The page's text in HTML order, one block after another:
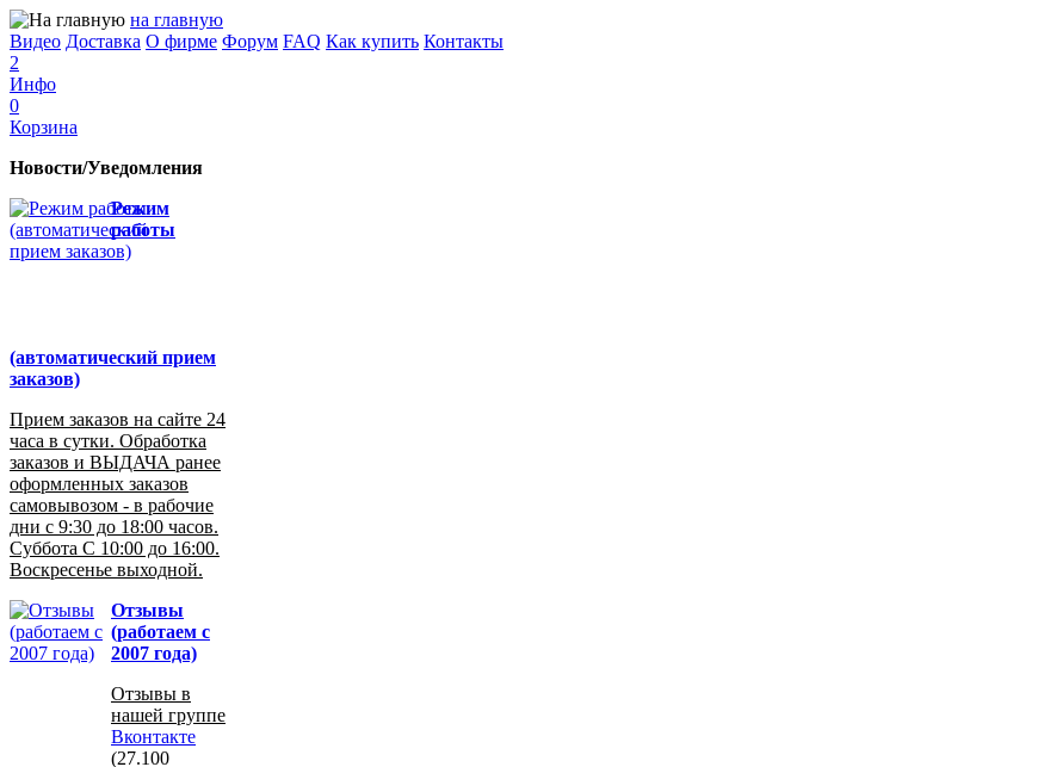
на главную
Видео Доставка О фирме Форум FAQ Как купить Контакты
2
Инфо
0
Корзина
Новости/Уведомления
Режим
работы
(автоматический прием
заказов)
Прием заказов на сайте 24
часа в сутки. Обработка
заказов и ВЫДАЧА ранее
оформленных заказов
самовывозом - в рабочие
дни с 9:30 до 18:00 часов.
Суббота С 10:00 до 16:00.
Воскресенье выходной.
Отзывы
(работаем с
2007 года)
Отзывы в
нашей группе
Вконтакте
(27.100